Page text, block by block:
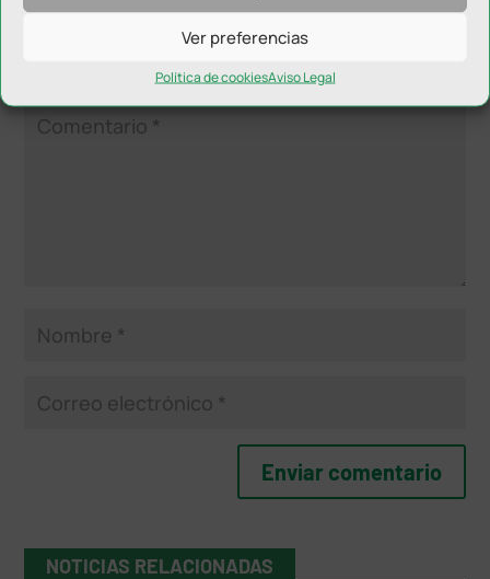
Ver preferencias
Política de cookiesAviso Legal
Enviar comentario
Tu dirección de correo electrónico no será publicada.
campos obligatorios están marcados con*
NOTICIAS RELACIONADAS